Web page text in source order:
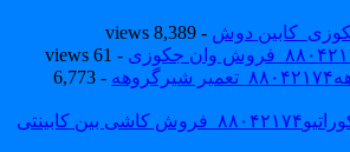
دوش- 8,389 views
- 61 views
- 6,773